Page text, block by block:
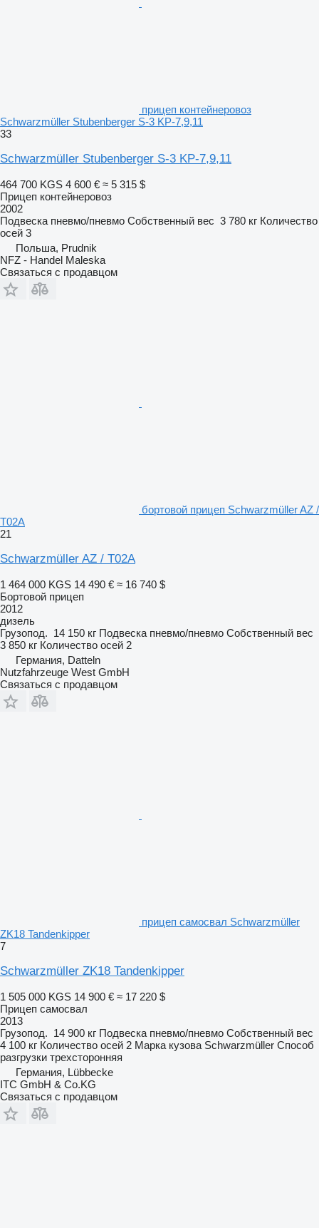
прицеп контейнеровоз
Schwarzmüller Stubenberger S-3 KP-7,9,11
33
Schwarzmüller Stubenberger S-3 KP-7,9,11
464 700 KGS 4 600 € ≈ 5 315 $
Прицеп контейнеровоз
2002
Подвеска пневмо/пневмо Собственный вес 3 780 кг Количество
осей 3
Польша, Prudnik
NFZ - Handel Maleska
Связаться с продавцом
бортовой прицеп Schwarzmüller AZ /
T02A
21
Schwarzmüller AZ / T02A
1 464 000 KGS 14 490 € ≈ 16 740 $
Бортовой прицеп
2012
дизель
Грузопод. 14 150 кг Подвеска пневмо/пневмо Собственный вес
3 850 кг Количество осей 2
Германия, Datteln
Nutzfahrzeuge West GmbH
Связаться с продавцом
прицеп самосвал Schwarzmüller
ZK18 Tandenkipper
7
Schwarzmüller ZK18 Tandenkipper
1 505 000 KGS 14 900 € ≈ 17 220 $
Прицеп самосвал
2013
Грузопод. 14 900 кг Подвеска пневмо/пневмо Собственный вес
4 100 кг Количество осей 2 Марка кузова Schwarzmüller Способ
разгрузки трехсторонняя
Германия, Lübbecke
ITC GmbH & Co.KG
Связаться с продавцом